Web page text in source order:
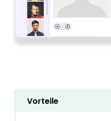
Vorteile